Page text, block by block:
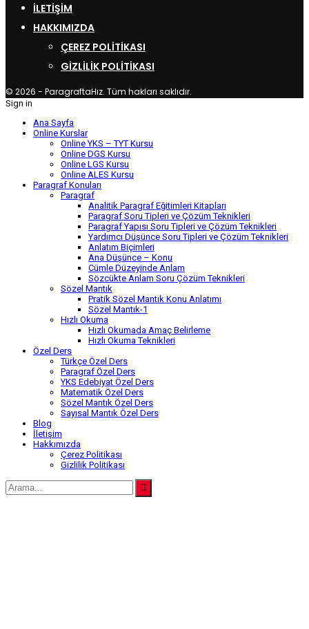
İLETIŞIM
HAKKIMIZDA
ÇEREZ POLITIKASI
GIZLILIK POLITIKASI
© 2026 - ParagraftaHız. Tüm hakları saklıdır.
Sign in
Ana Sayfa
Online Kurslar
Online YKS – TYT Kursu
Online DGS Kursu
Online LGS Kursu
Online ALES Kursu
Paragraf Konuları
Paragraf
Analitik Paragraf Eğitimleri Kitapları
Paragraf Soru Tipleri ve Çözüm Teknikleri
Paragraf Yapısı Soru Tipleri ve Çözüm Teknikleri
Yardımcı Düşünce Soru Tipleri ve Çözüm Teknikleri
Anlatım Biçimleri
Ana Düşünce – Konu
Cümle Düzeyinde Anlam
Sözcükte Anlam Soru Çözüm Teknikleri
Sözel Mantık
Pratik Sözel Mantık Konu Anlatımı
Sözel Mantık-1
Hızlı Okuma
Hızlı Okumada Amaç Belirleme
Hızlı Okuma Teknikleri
Özel Ders
Türkçe Özel Ders
Paragraf Özel Ders
YKS Edebiyat Özel Ders
Matematik Özel Ders
Sözel Mantık Özel Ders
Sayısal Mantık Özel Ders
Blog
İletişim
Hakkımızda
Çerez Politikası
Gizlilik Politikası